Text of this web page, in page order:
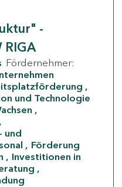
-
RIGA
Fördernehmer:
und Technologie
und
Förderung
Investitionen in